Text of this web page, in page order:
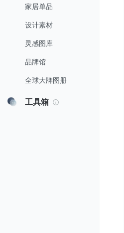
家居单品
设计素材
灵感图库
品牌馆
全球大牌图册
工具箱